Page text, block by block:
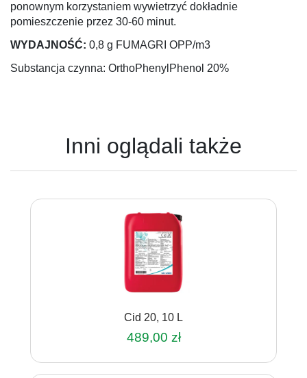
ponownym korzystaniem wywietrzyć dokładnie
pomieszczenie przez 30-60 minut.
WYDAJNOŚĆ: 0,8 g FUMAGRI OPP/m3
Substancja czynna: OrthoPhenylPhenol 20%
Inni oglądali także
Cid 20, 10 L
489,00 zł